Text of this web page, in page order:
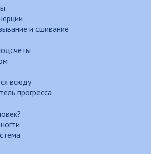
и сшивание
всюду
прогресса